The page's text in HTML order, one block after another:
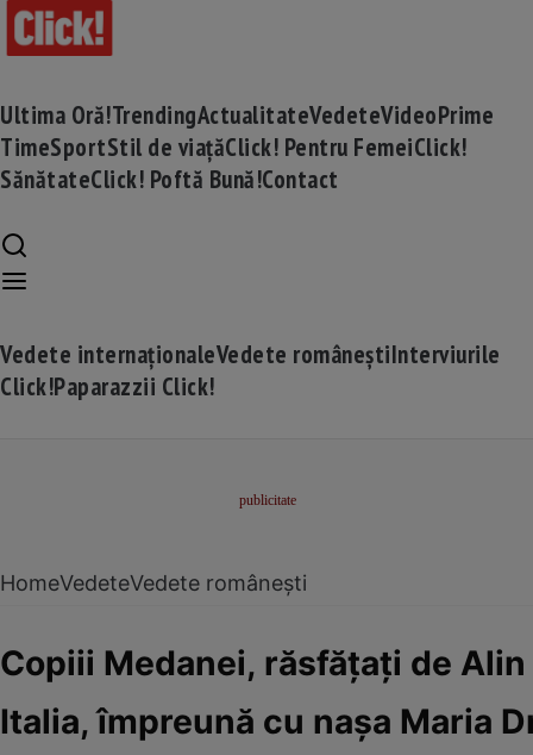
Ultima Oră!TrendingActualitateVedeteVideoPrime
TimeSportStil de viațăClick! Pentru FemeiClick!
SănătateClick! Poftă Bună!Contact
Vedete internaționaleVedete româneștiInterviurile
Click!Paparazzii Click!
HomeVedeteVedete românești
Copiii Medanei, răsfățați de
Italia, împreună cu nașa Maria